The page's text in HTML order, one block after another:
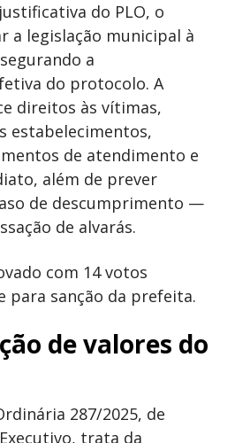
do PLO, o
a legislação municipal à
a
do protocolo. A
direitos às vítimas,
estabelecimentos,
de atendimento e
além de prever
de descumprimento —
de alvarás.
com 14 votos
para sanção da prefeita.
de valores do
287/2025, de
trata da